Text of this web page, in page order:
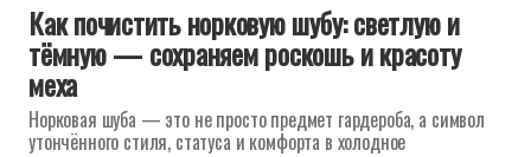
Как почистить норковую шубу: светлую и
тёмную — сохраняем роскошь и красоту
меха
Норковая шуба — это не просто предмет гардероба, а символ
утончённого стиля, статуса и комфорта в холодное